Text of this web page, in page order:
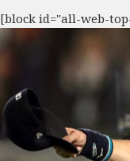
[block id="all-web-